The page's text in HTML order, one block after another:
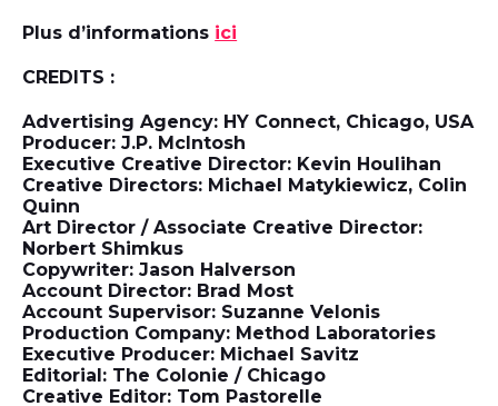
Plus d’informations ici
CREDITS :
Advertising Agency: HY Connect, Chicago, USA
Producer: J.P. McIntosh
Executive Creative Director: Kevin Houlihan
Creative Directors: Michael Matykiewicz, Colin
Quinn
Art Director / Associate Creative Director:
Norbert Shimkus
Copywriter: Jason Halverson
Account Director: Brad Most
Account Supervisor: Suzanne Velonis
Production Company: Method Laboratories
Executive Producer: Michael Savitz
Editorial: The Colonie / Chicago
Creative Editor: Tom Pastorelle